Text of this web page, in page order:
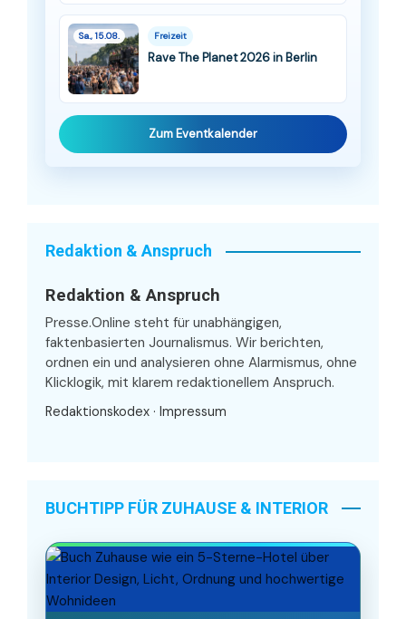
Sa., 15.08. Freizeit
Rave The Planet 2026 in Berlin
Zum Eventkalender
Redaktion & Anspruch
Redaktion & Anspruch
Presse.Online steht für unabhängigen,
faktenbasierten Journalismus. Wir berichten,
ordnen ein und analysieren ohne Alarmismus, ohne
Klicklogik, mit klarem redaktionellem Anspruch.
Redaktionskodex · Impressum
BUCHTIPP FÜR ZUHAUSE & INTERIOR